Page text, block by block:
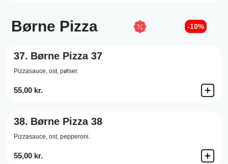
Børne Pizza -10%
37. Børne Pizza 37
Pizzasauce, ost, pølser.
55,00 kr.
38. Børne Pizza 38
Pizzasauce, ost, pepperoni.
55,00 kr.